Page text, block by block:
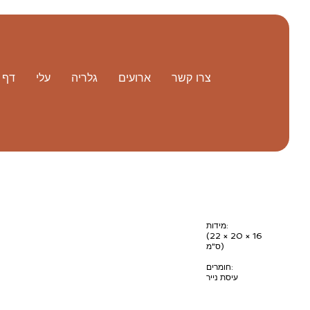
דף עלי גלריה ארועים צרו קשר
מידות:
(22 × 20 × 16
ס"מ)
חומרים:
עיסת נייר